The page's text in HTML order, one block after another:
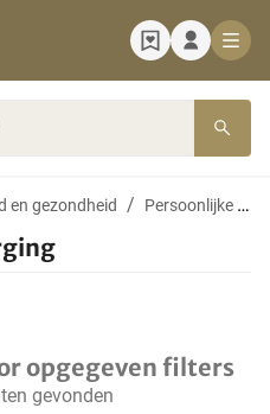
en gezondheid Persoonlijke verzorging
opgegeven filters
gevonden